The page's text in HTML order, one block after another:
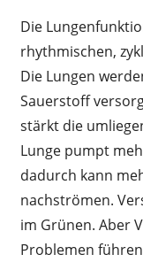
Die
rhythmischen,
Die Lungen
Sauerstoff
stärkt die
Lunge pumpt
dadurch kann
nachströmen.
im Grünen. Aber
Problemen